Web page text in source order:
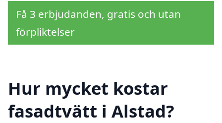
Få 3 erbjudanden, gratis och utan
förpliktelser
Hur mycket kostar
fasadtvätt i Alstad?